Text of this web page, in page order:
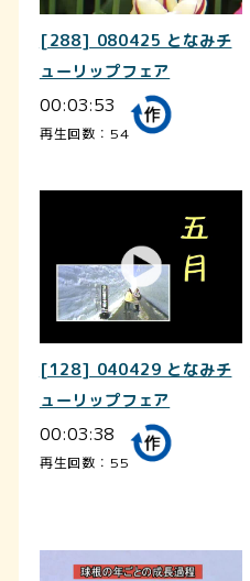
[288] 080425 となみチ
ューリップフェア
00:03:53
再生回数：54
[128] 040429 となみチ
ューリップフェア
00:03:38
再生回数：55